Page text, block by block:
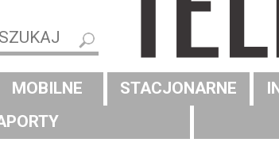
MOBILNE STACJONARNE